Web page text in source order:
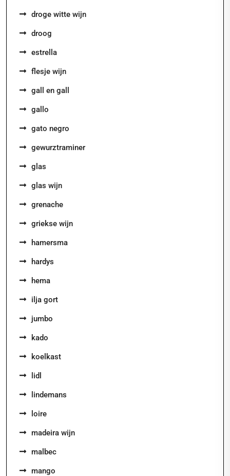
droge witte wijn
droog
estrella
flesje wijn
gall en gall
gallo
gato negro
gewurztraminer
glas
glas wijn
grenache
griekse wijn
hamersma
hardys
hema
ilja gort
jumbo
kado
koelkast
lidl
lindemans
loire
madeira wijn
malbec
mango